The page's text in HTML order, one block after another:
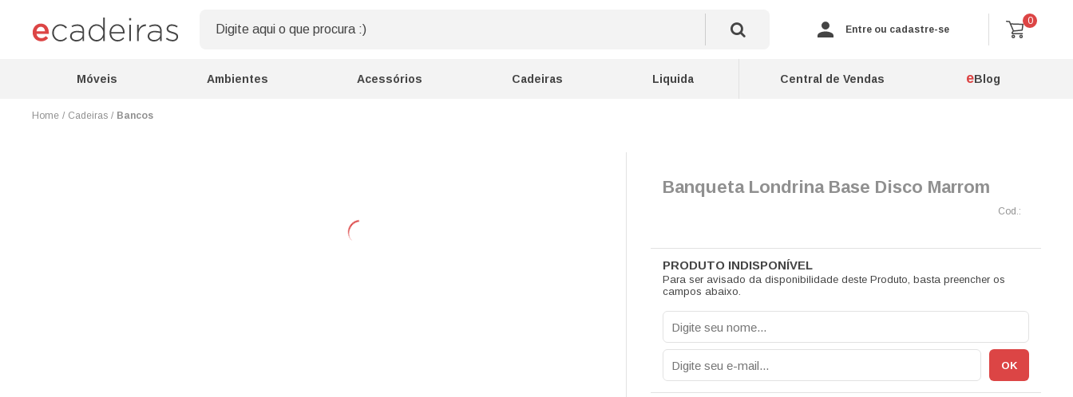
0
Entre ou cadastre-se
Móveis Ambientes Acessórios Cadeiras Liquida Central de Vendas eBlog
Cadeiras Bancos
Banqueta Londrina Base Disco Marrom
Para ser avisado da disponibilidade deste Produto, basta preencher os
campos abaixo.